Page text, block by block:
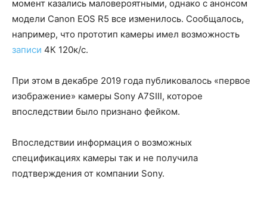
момент казались маловероятными, однако с анонсом
модели Canon EOS R5 все изменилось. Сообщалось,
например, что прототип камеры имел возможность
записи 4К 120к/с.
При этом в декабре 2019 года публиковалось «первое
изображение» камеры Sony A7SIII, которое
впоследствии было признано фейком.
Впоследствии информация о возможных
спецификациях камеры так и не получила
подтверждения от компании Sony.